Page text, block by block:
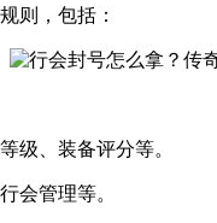
则，包括：
级、装备评分等。
会管理等。